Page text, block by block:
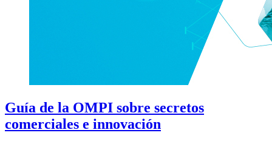
Guía de la OMPI sobre secretos
comerciales e innovación